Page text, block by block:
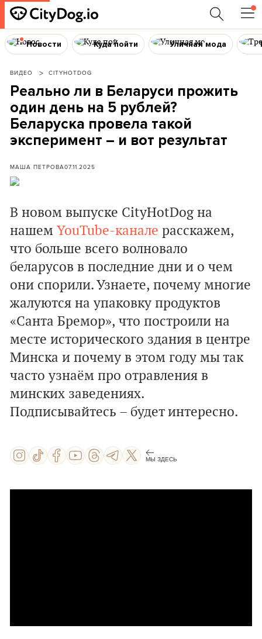
Новости Куда пойти Уличная мода
ВИДЕО CITYHOTDOG
Реально ли в Беларуси прожить
один день на 5 рублей?
Беларуска провела такой
эксперимент – и вот результат
МАША ПЕТРОВА07.11.2025
В новом выпуске CityHotDog на
нашем YouTube-канале расскажем,
что больше всего волновало
беларусов в последние дни и о чем
они спорили. Узнаете, почему многие
жалуются на упаковку продуктов
«Санта Бремор», что построили на
месте исторического здания в центре
Минска и почему в этом году мы так
часто узнаём про отравления в
минских заведениях.
Подписывайтесь – будет интересно.
МЫ ЗДЕСЬ